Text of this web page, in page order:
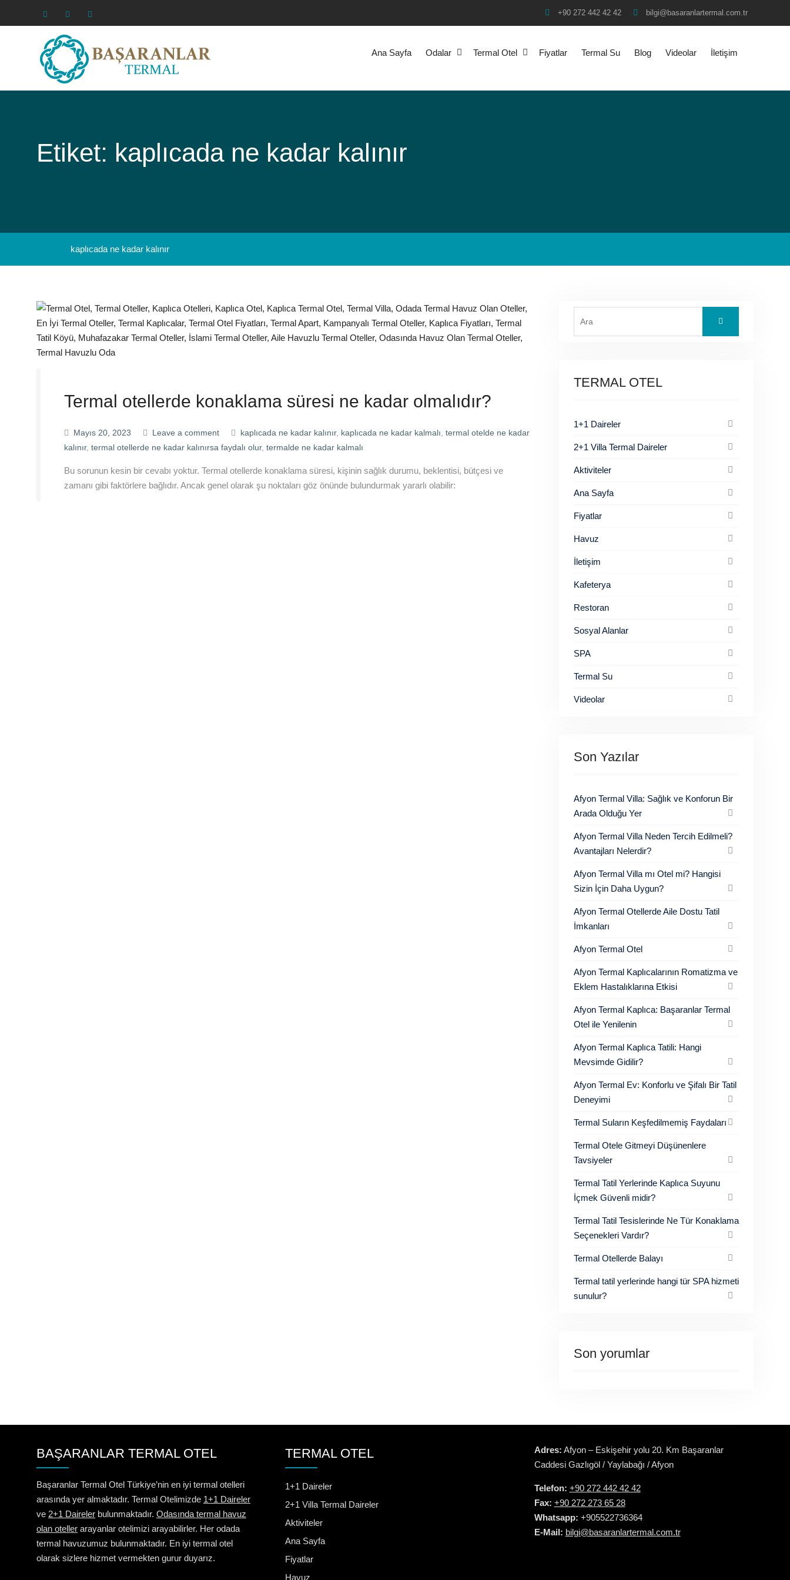
+90 272 442 42 42 bilgi@basaranlartermal.com.tr
FacebookInstagramYoutube
Ana Sayfa Odalar Termal Otel Fiyatlar Termal Su Blog Videolar İletişim
Etiket: kaplıcada ne kadar kalınır
kaplıcada ne kadar kalınır
Termal otellerde konaklama süresi ne kadar olmalıdır?
Mayıs 20, 2023 Leave a comment kaplıcada ne kadar kalınır, kaplıcada ne kadar kalmalı termal otelde ne kadar
kalınır, termal otellerde ne kadar kalınırsa faydalı olur, termalde ne kadar kalmalı
Bu sorunun kesin bir cevabı yoktur. Termal otellerde konaklama süresi, kişinin sağlık durumu, beklentisi, bütçesi ve
zamanı gibi faktörlere bağlıdır. Ancak genel olarak şu noktaları göz önünde bulundurmak yararlı olabilir:
TERMAL OTEL
1+1 Daireler
2+1 Villa Termal Daireler
Aktiviteler
Ana Sayfa
Fiyatlar
Havuz
İletişim
Kafeterya
Restoran
Sosyal Alanlar
SPA
Termal Su
Videolar
Son Yazılar
Afyon Termal Villa: Sağlık ve Konforun Bir
Arada Olduğu Yer
Afyon Termal Villa Neden Tercih Edilmeli?
Avantajları Nelerdir?
Afyon Termal Villa mı Otel mi? Hangisi
Sizin İçin Daha Uygun?
Afyon Termal Otellerde Aile Dostu Tatil
İmkanları
Afyon Termal Otel
Afyon Termal Kaplıcalarının Romatizma ve
Eklem Hastalıklarına Etkisi
Afyon Termal Kaplıca: Başaranlar Termal
Otel ile Yenilenin
Afyon Termal Kaplıca Tatili: Hangi
Mevsimde Gidilir?
Afyon Termal Ev: Konforlu ve Şifalı Bir Tatil
Deneyimi
Termal Suların Keşfedilmemiş Faydaları
Termal Otele Gitmeyi Düşünenlere
Tavsiyeler
Termal Tatil Yerlerinde Kaplıca Suyunu
İçmek Güvenli midir?
Termal Tatil Tesislerinde Ne Tür Konaklama
Seçenekleri Vardır?
Termal Otellerde Balayı
Termal tatil yerlerinde hangi tür SPA hizmeti
sunulur?
Son yorumlar
BAŞARANLAR TERMAL OTEL
Başaranlar Termal Otel Türkiye’nin en iyi termal otelleri
arasında yer almaktadır. Termal Otelimizde 1+1 Daireler
ve 2+1 Daireler bulunmaktadır. Odasında termal havuz
olan oteller arayanlar otelimizi arayabilirler. Her odada
termal havuzumuz bulunmaktadır. En iyi termal otel
olarak sizlere hizmet vermekten gurur duyarız.
TERMAL OTEL
1+1 Daireler
2+1 Villa Termal Daireler
Aktiviteler
Ana Sayfa
Fiyatlar
Havuz
Adres: Afyon – Eskişehir yolu 20. Km Başaranlar
Caddesi Gazlıgöl / Yaylabağı / Afyon
Telefon: +90 272 442 42 42
Fax: +90 272 273 65 28
Whatsapp: +905522736364
E-Mail: bilgi@basaranlartermal.com.tr